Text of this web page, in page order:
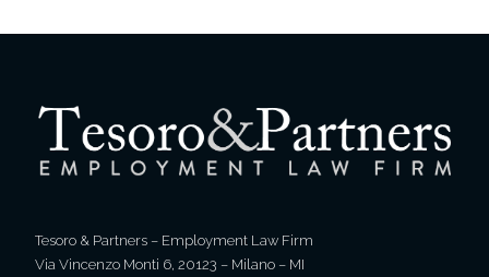
Tesoro & Partners – Employment Law Firm
Via Vincenzo Monti 6, 20123 – Milano – MI